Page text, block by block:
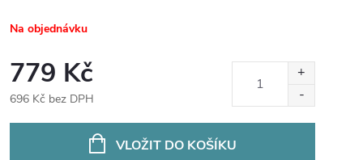
Na objednávku
779 Kč
696 Kč bez DPH
VLOŽIT DO KOŠÍKU